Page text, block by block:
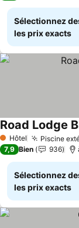
Sélectionnez
les prix exacts
1 Étoiles
Hôtel Piscine
Road Lodge
7,9 Bien 936
Sélectionnez
les prix exacts